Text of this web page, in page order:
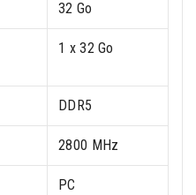
32 Go
1 x 32 Go
DDR5
2800 MHz
PC